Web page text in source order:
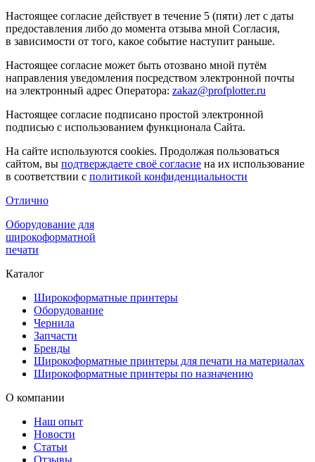
Настоящее согласие действует в течение 5 (пяти) лет с даты
предоставления либо до момента отзыва мной Согласия,
в зависимости от того, какое событие наступит раньше.
Настоящее согласие может быть отозвано мной путём
направления уведомления посредством электронной почты
на электронный адрес Оператора: zakaz@profplotter.ru
Настоящее согласие подписано простой электронной
подписью с использованием функционала Сайта.
На сайте используются cookies. Продолжая пользоваться
сайтом, вы подтверждаете своё согласие на их использование
в соответствии с политикой конфиденциальности
Отлично
Оборудование для
широкоформатной
печати
Каталог
Широкоформатные принтеры
Оборудование
Чернила
Запчасти
Бренды
Широкоформатные принтеры для печати на материалах
Широкоформатные принтеры по назначению
О компании
Наш опыт
Новости
Статьи
Отзывы